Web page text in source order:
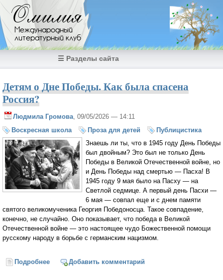
Перейти к основному содержанию
Омилия
Международный
литературный клуб
☰ Разделы сайта
Детям о Дне Победы. Как была спасена
Россия?
Людмила Громова , 09/05/2026 — 14:11
Воскресная школа
Проза для детей
Публицистика
Знаешь ли ты, что в 1945 году День Победы
был двойным? Это был не только День
Победы в Великой Отечественной войне, но
и День Победы над смертью — Пасха! В
1945 году 9 мая было на Пасху — на
Светлой седмице. А первый день Пасхи —
6 мая — совпал еще и с днем памяти
святого великомученика Георгия Победоносца. Такое совпадение,
конечно, не случайно. Оно показывает, что победа в Великой
Отечественной войне — это настоящее чудо Божественной помощи
русскому народу в борьбе с германским нацизмом.
Подробнее о Детям о Дне Победы. Как была спасена Россия?
Добавить комментарий